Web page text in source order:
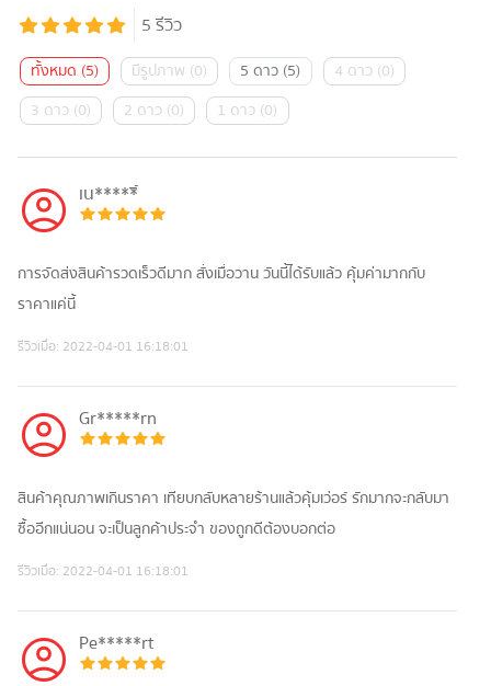
5รีวิว
ทั้งหมด (5) มีรูปภาพ (0) 5 ดาว (5) 4 ดาว (0)
3 ดาว (0) 2 ดาว (0) 1 ดาว (0)
เน*****ิ์
การจัดส่งสินค้ารวดเร็วดีมาก สั่งเมื่อวาน วันนี้ได้รับแล้ว คุ้มค่ามากกับ
ราคาแค่นี้
รีวิวเมื่อ: 2022-04-01 16:18:01
Gr*****rn
สินค้าคุณภาพเกินราคา เทียบกลับหลายร้านแล้วคุ้มเว่อร์ รักมากจะกลับมา
ซื้ออีกแน่นอน จะเป็นลูกค้าประจำ ของถูกดีต้องบอกต่อ
รีวิวเมื่อ: 2022-04-01 16:18:01
Pe*****rt